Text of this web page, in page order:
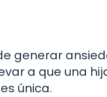
generar
a que una
única.